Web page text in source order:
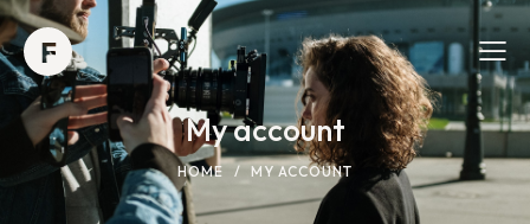
My account
HOME MY ACCOUNT